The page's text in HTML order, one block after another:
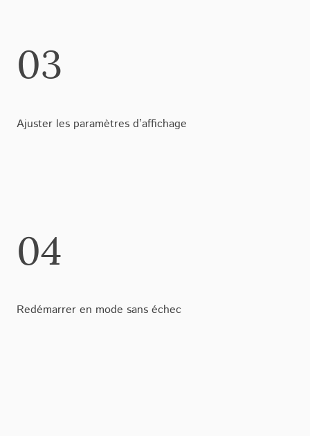
03
Ajuster les paramètres d’affichage
04
Redémarrer en mode sans échec